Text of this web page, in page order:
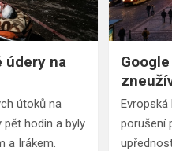
údery na
útoků na
pět hodin a byly
a Irákem.
porušení